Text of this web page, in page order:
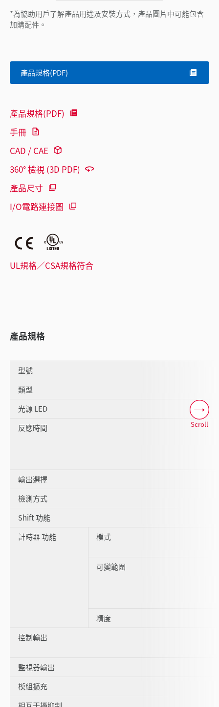
*為協助用戶了解產品用途及安裝方式，產品圖片中可能包含
加購配件。
產品規格(PDF)
產品規格(PDF)
手冊
CAD / CAE
360° 檢視 (3D PDF)
產品尺寸
I/O電路連接圖
UL規格／CSA規格符合
產品規格
型號
類型
光源 LED
反應時間
輸出選擇
檢測方式
Shift 功能
計時器 功能
模式
可變範圍
精度
控制輸出
監視器輸出
模組擴充
Scroll